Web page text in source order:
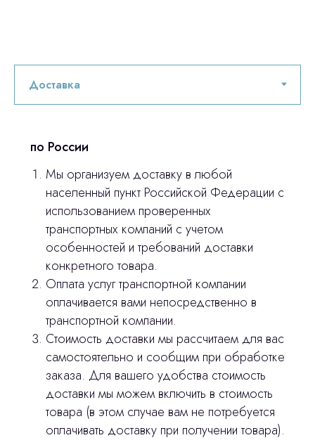
по России
Мы организуем доставку в любой
населенный пункт Российской Федерации с
использованием проверенных
транспортных компаний с учетом
особенностей и требований доставки
конкретного товара.
Оплата услуг транспортной компании
оплачивается вами непосредственно в
транспортной компании.
Стоимость доставки мы рассчитаем для вас
самостоятельно и сообщим при обработке
заказа. Для вашего удобства стоимость
доставки мы можем включить в стоимость
товара (в этом случае вам не потребуется
оплачивать доставку при получении товара).